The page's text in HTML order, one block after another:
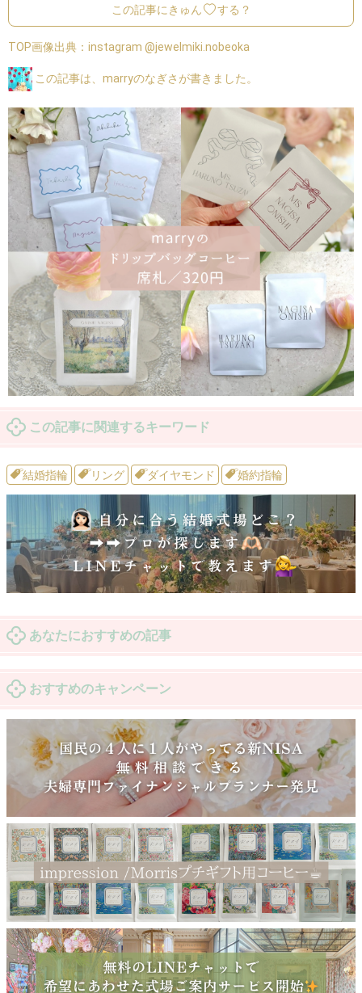
この記事にきゅん する？
TOP画像出典： instagram @jewelmiki.nobeoka
この記事は、marryのなぎさが書きました。
この記事に関連するキーワード
結婚指輪 リング ダイヤモンド 婚約指輪
あなたにおすすめの記事
おすすめのキャンペーン